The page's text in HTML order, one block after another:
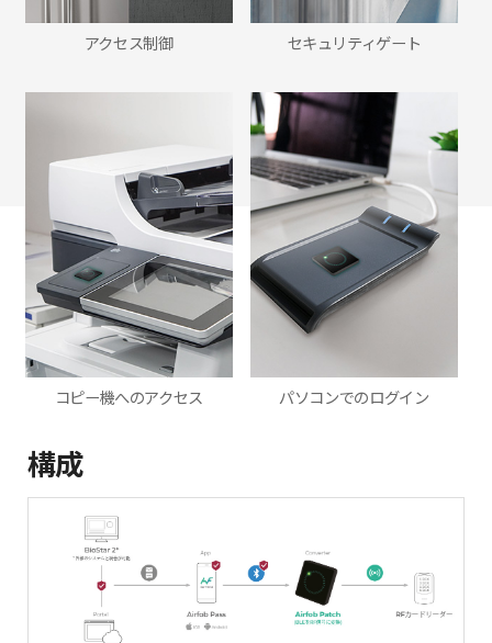
アクセス制御 セキュリティゲート
コピー機へのアクセス パソコンでのログイン
構成